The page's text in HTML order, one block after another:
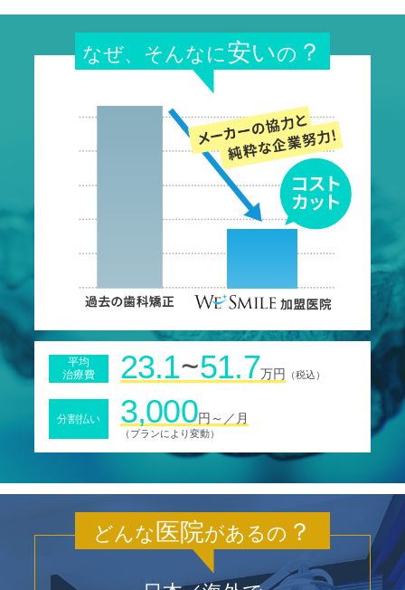
なぜ、そんなに安いの ？
平均
治療費
23.1~51.7万円 （税込）
分割払い 3,000円～／月
（プランにより変動）
どんな医院があるの ？